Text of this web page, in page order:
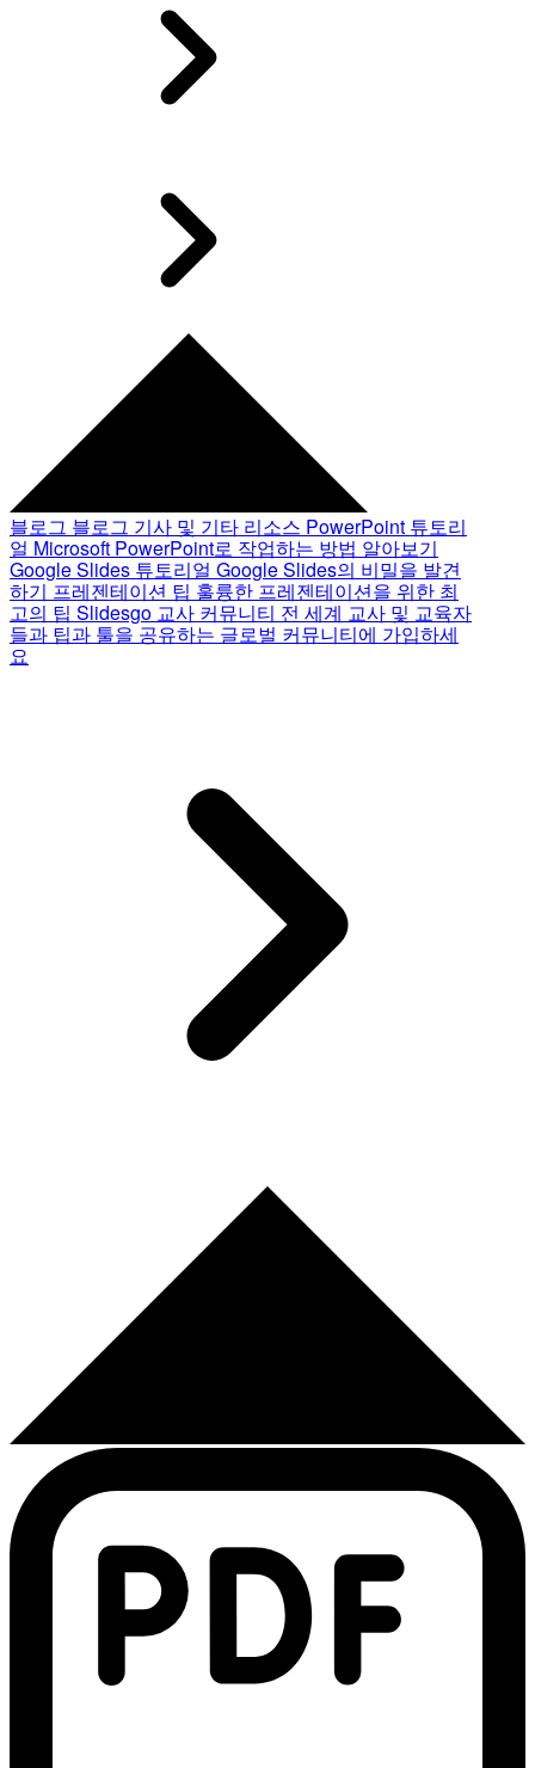
블로그 블로그 기사 및 기타 리소스 PowerPoint 튜토리
얼 Microsoft PowerPoint로 작업하는 방법 알아보기
Google Slides 튜토리얼 Google Slides의 비밀을 발견
하기 프레젠테이션 팁 훌륭한 프레젠테이션을 위한 최
고의 팁 Slidesgo 교사 커뮤니티 전 세계 교사 및 교육자
들과 팁과 툴을 공유하는 글로벌 커뮤니티에 가입하세
요